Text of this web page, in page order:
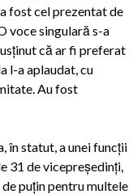
fost cel prezentat de
voce singulară s-a
că ar fi preferat
l-a aplaudat, cu
Au fost
în statut, a unei funcţii
31 de vicepreşedinţi,
puţin pentru multele